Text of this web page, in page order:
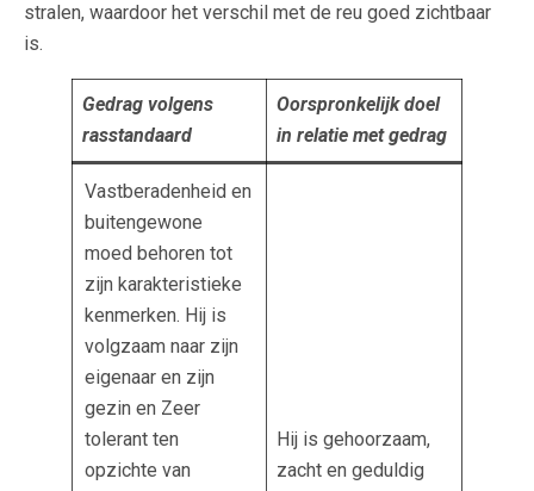
stralen, waardoor het verschil met de reu goed zichtbaar
is.
Gedrag volgens
rasstandaard
Oorspronkelijk doel
in relatie met gedrag
Vastberadenheid en
buitengewone
moed behoren tot
zijn karakteristieke
kenmerken. Hij is
volgzaam naar zijn
eigenaar en zijn
gezin en Zeer
tolerant ten
opzichte van
Hij is gehoorzaam,
zacht en geduldig